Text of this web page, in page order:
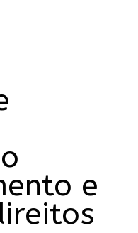
e